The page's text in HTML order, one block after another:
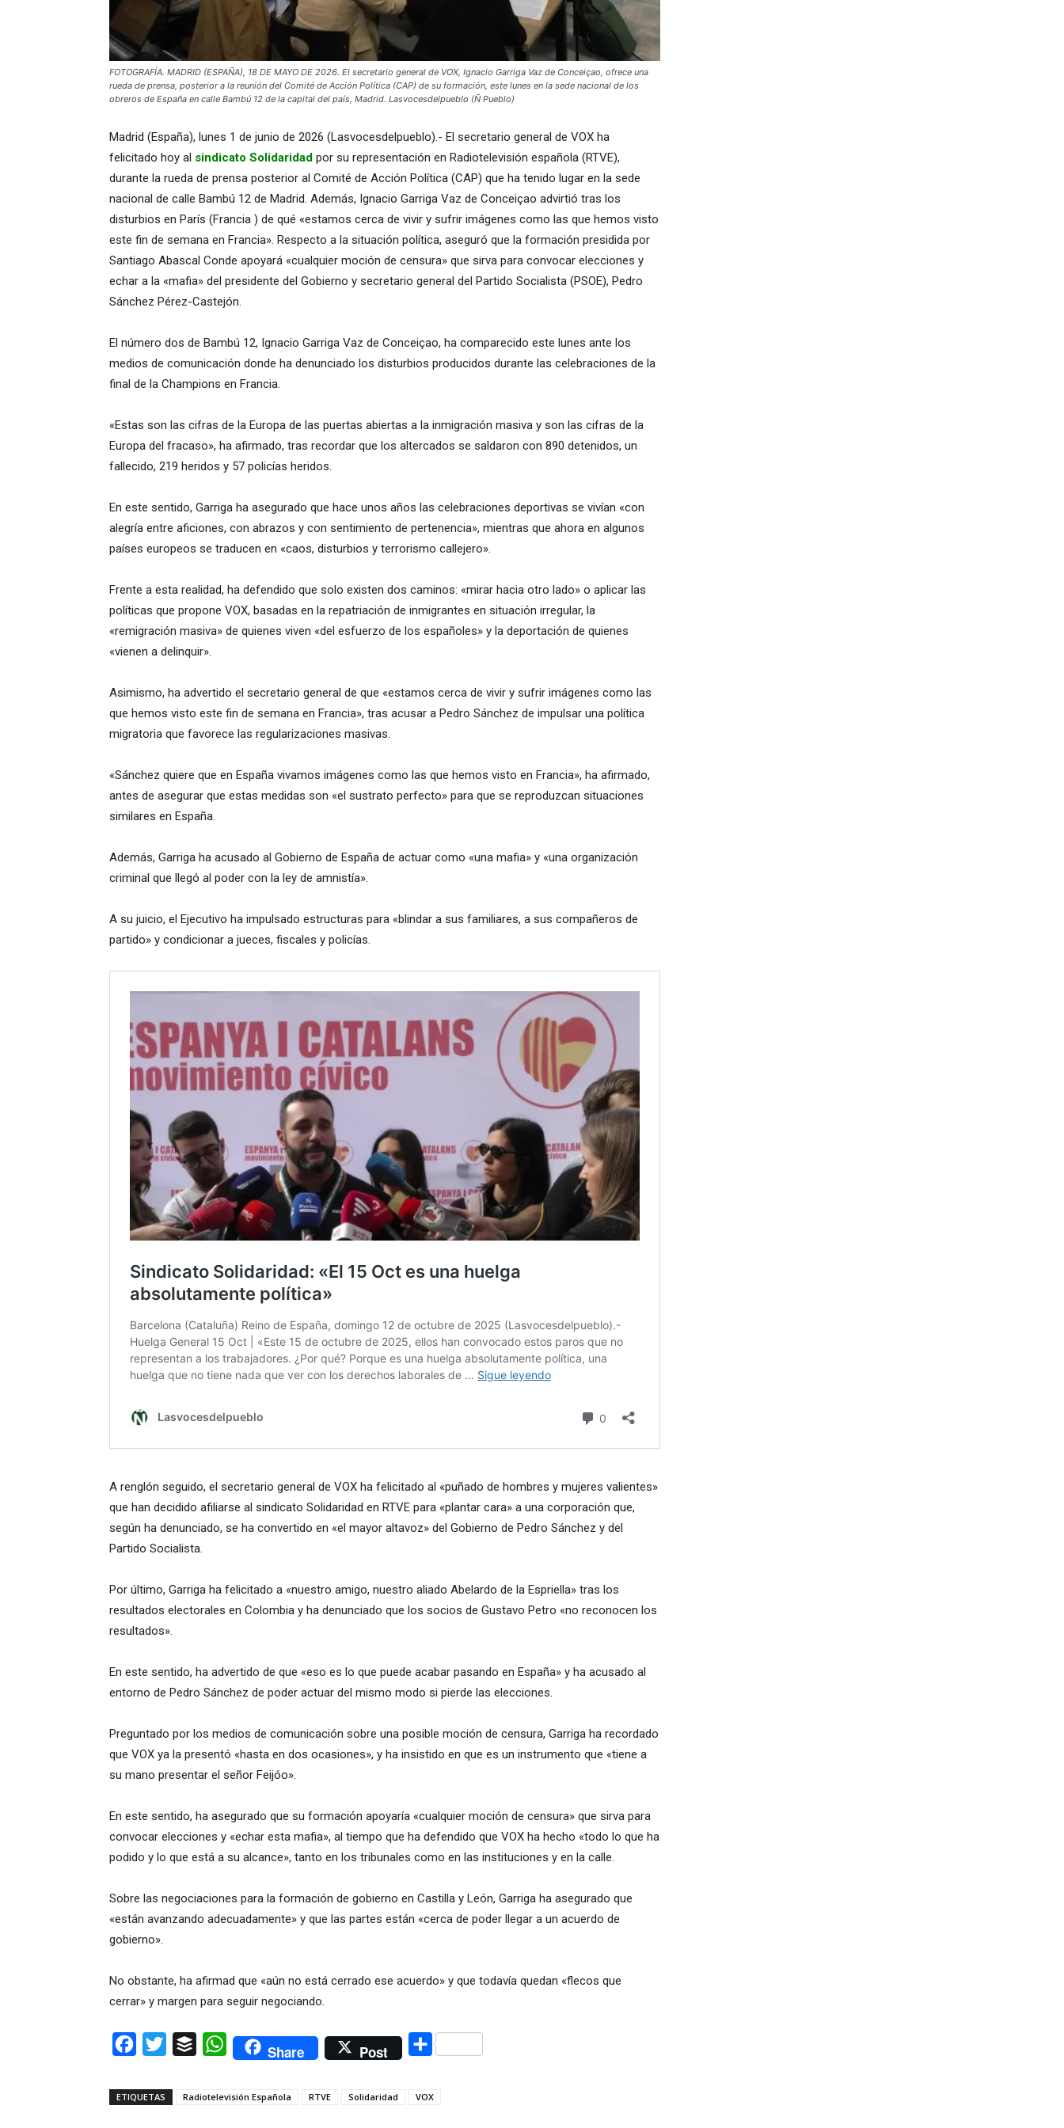
FOTOGRAFÍA. MADRID (ESPAÑA), 18 DE MAYO DE 2026. El secretario general de VOX, Ignacio Garriga Vaz de Conceiçao, ofrece una
rueda de prensa, posterior a la reunión del Comité de Acción Política (CAP) de su formación, este lunes en la sede nacional de los
obreros de España en calle Bambú 12 de la capital del país, Madrid. Lasvocesdelpueblo (Ñ Pueblo)
Madrid (España), lunes 1 de junio de 2026 (Lasvocesdelpueblo).- El secretario general de VOX ha
felicitado hoy al sindicato Solidaridad por su representación en Radiotelevisión española (RTVE),
durante la rueda de prensa posterior al Comité de Acción Política (CAP) que ha tenido lugar en la sede
nacional de calle Bambú 12 de Madrid. Además, Ignacio Garriga Vaz de Conceiçao advirtió tras los
disturbios en París (Francia ) de qué «estamos cerca de vivir y sufrir imágenes como las que hemos visto
este fin de semana en Francia». Respecto a la situación política, aseguró que la formación presidida por
Santiago Abascal Conde apoyará «cualquier moción de censura» que sirva para convocar elecciones y
echar a la «mafia» del presidente del Gobierno y secretario general del Partido Socialista (PSOE), Pedro
Sánchez Pérez-Castejón.
El número dos de Bambú 12, Ignacio Garriga Vaz de Conceiçao, ha comparecido este lunes ante los
medios de comunicación donde ha denunciado los disturbios producidos durante las celebraciones de la
final de la Champions en Francia.
«Estas son las cifras de la Europa de las puertas abiertas a la inmigración masiva y son las cifras de la
Europa del fracaso», ha afirmado, tras recordar que los altercados se saldaron con 890 detenidos, un
fallecido, 219 heridos y 57 policías heridos.
En este sentido, Garriga ha asegurado que hace unos años las celebraciones deportivas se vivían «con
alegría entre aficiones, con abrazos y con sentimiento de pertenencia», mientras que ahora en algunos
países europeos se traducen en «caos, disturbios y terrorismo callejero».
Frente a esta realidad, ha defendido que solo existen dos caminos: «mirar hacia otro lado» o aplicar las
políticas que propone VOX, basadas en la repatriación de inmigrantes en situación irregular, la
«remigración masiva» de quienes viven «del esfuerzo de los españoles» y la deportación de quienes
«vienen a delinquir».
Asimismo, ha advertido el secretario general de que «estamos cerca de vivir y sufrir imágenes como las
que hemos visto este fin de semana en Francia», tras acusar a Pedro Sánchez de impulsar una política
migratoria que favorece las regularizaciones masivas.
«Sánchez quiere que en España vivamos imágenes como las que hemos visto en Francia», ha afirmado,
antes de asegurar que estas medidas son «el sustrato perfecto» para que se reproduzcan situaciones
similares en España.
Además, Garriga ha acusado al Gobierno de España de actuar como «una mafia» y «una organización
criminal que llegó al poder con la ley de amnistía».
A su juicio, el Ejecutivo ha impulsado estructuras para «blindar a sus familiares, a sus compañeros de
partido» y condicionar a jueces, fiscales y policías.
A renglón seguido, el secretario general de VOX ha felicitado al «puñado de hombres y mujeres valientes»
que han decidido afiliarse al sindicato Solidaridad en RTVE para «plantar cara» a una corporación que,
según ha denunciado, se ha convertido en «el mayor altavoz» del Gobierno de Pedro Sánchez y del
Partido Socialista.
Por último, Garriga ha felicitado a «nuestro amigo, nuestro aliado Abelardo de la Espriella» tras los
resultados electorales en Colombia y ha denunciado que los socios de Gustavo Petro «no reconocen los
resultados».
En este sentido, ha advertido de que «eso es lo que puede acabar pasando en España» y ha acusado al
entorno de Pedro Sánchez de poder actuar del mismo modo si pierde las elecciones.
Preguntado por los medios de comunicación sobre una posible moción de censura, Garriga ha recordado
que VOX ya la presentó «hasta en dos ocasiones», y ha insistido en que es un instrumento que «tiene a
su mano presentar el señor Feijóo».
En este sentido, ha asegurado que su formación apoyaría «cualquier moción de censura» que sirva para
convocar elecciones y «echar esta mafia», al tiempo que ha defendido que VOX ha hecho «todo lo que ha
podido y lo que está a su alcance», tanto en los tribunales como en las instituciones y en la calle.
Sobre las negociaciones para la formación de gobierno en Castilla y León, Garriga ha asegurado que
«están avanzando adecuadamente» y que las partes están «cerca de poder llegar a un acuerdo de
gobierno».
No obstante, ha afirmad que «aún no está cerrado ese acuerdo» y que todavía quedan «flecos que
cerrar» y margen para seguir negociando.
Facebook
Twitter Buffer WhatsAppShare Post Compartir
ETIQUETAS Radiotelevisión Española RTVE Solidaridad VOX